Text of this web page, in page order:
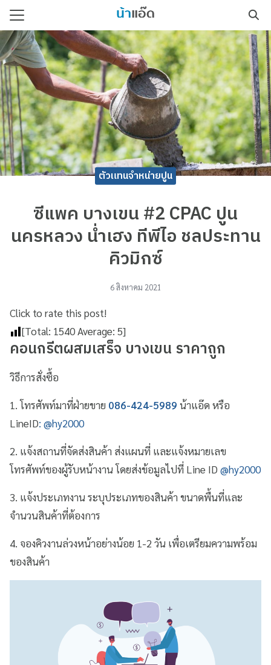
Skip
content
ตผสมเสร็จ
Search
for:
ตัวแทนจำหน่ายปูน
ซีแพค บางเขน #2 CPAC ปูน
นครหลวง น่ำเฮง ทีพีไอ ชลประทาน
คิวมิกซ์
6 สิงหาคม 2021
Click to rate this post!
[Total: 1540Average: 5]
คอนกรีตผสมเสร็จ บางเขน ราคาถูก
วิธีการสั่งซื้อ
1. โทรศัพท์มาที่ฝ่ายขาย 086-424-5989 น้าแอ๊ด หรือ
LineID: @hy2000
2. แจ้งสถานที่จัดส่งสินค้า ส่งแผนที่ และแจ้งหมายเลข
โทรศัพท์ของผู้รับหน้างาน โดยส่งข้อมูลไปที่ Line ID @hy2000
3. แจ้งประเภทงาน ระบุประเภทของสินค้า ขนาดพื้นที่และ
จำนวนสินค้าที่ต้องการ
4. จองคิวงานล่วงหน้าอย่างน้อย 1-2 วัน เพื่อเตรียมความพร้อม
ของสินค้า